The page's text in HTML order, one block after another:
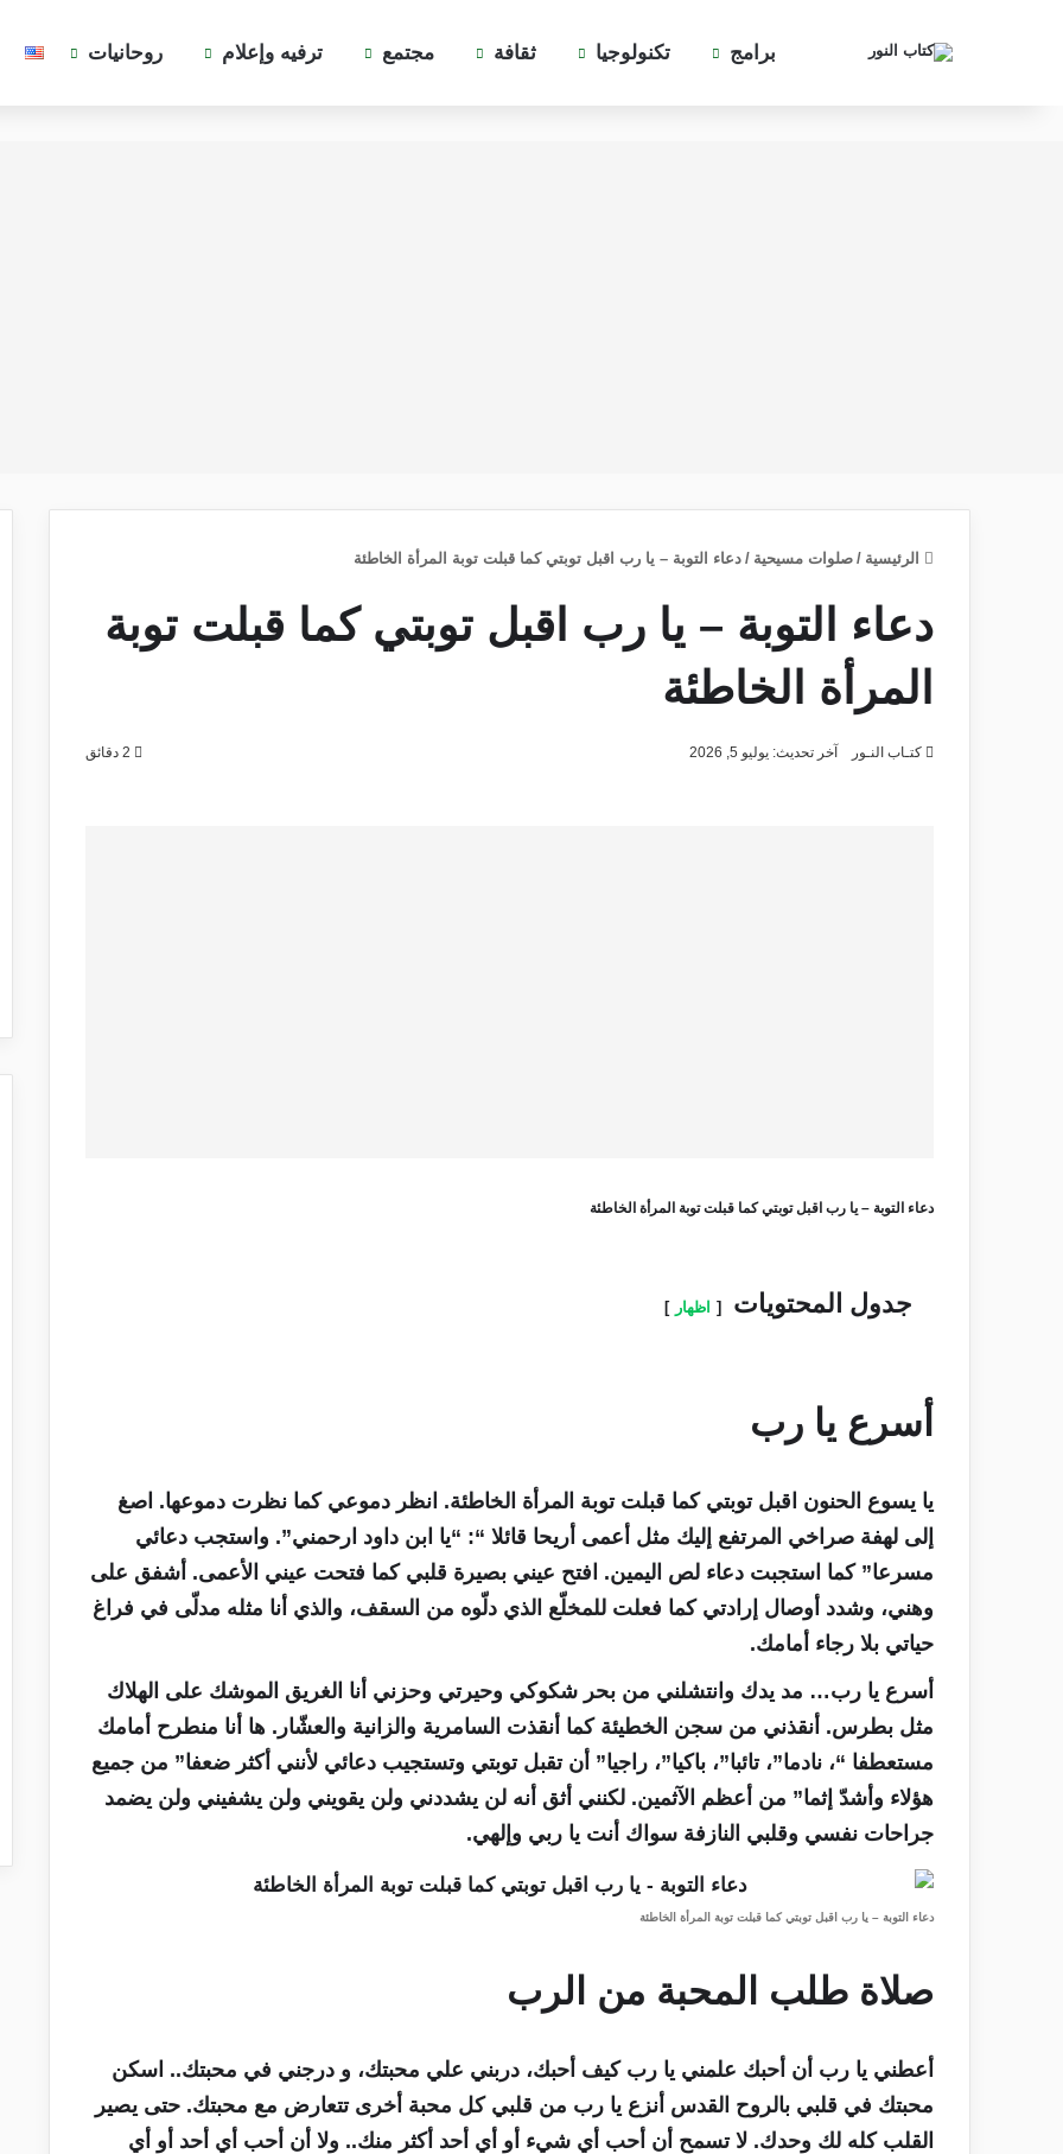
برامج تكنولوجيا ثقافة مجتمع ترفيه وإعلام روحانيات
الرئيسية / صلوات مسيحية / دعاء التوبة – يا رب اقبل توبتي كما قبلت توبة المرأة الخاطئة
دعاء التوبة – يا رب اقبل توبتي كما قبلت توبة
المرأة الخاطئة
كتـاب النـور آخر تحديث: يوليو 5, 2026
دعاء التوبة – يا رب اقبل توبتي كما قبلت توبة المرأة الخاطئة
جدول المحتويات اظهار
أسرع يا رب
يا يسوع الحنون اقبل توبتي كما قبلت توبة المرأة الخاطئة. انظر دموعي كما نظرت دموعها. اصغ
إلى لهفة صراخي المرتفع إليك مثل أعمى أريحا قائلا “: “يا ابن داود ارحمني”. واستجب دعائي
مسرعا” كما استجبت دعاء لص اليمين. افتح عيني بصيرة قلبي كما فتحت عيني الأعمى. أشفق على
وهني، وشدد أوصال إرادتي كما فعلت للمخلّع الذي دلّوه من السقف، والذي أنا مثله مدلّى في فراغ
حياتي بلا رجاء أمامك.
أسرع يا رب… مد يدك وانتشلني من بحر شكوكي وحيرتي وحزني أنا الغريق الموشك على الهلاك
مثل بطرس. أنقذني من سجن الخطيئة كما أنقذت السامرية والزانية والعشّار. ها أنا منطرح أمامك
مستعطفا “، نادما”، تائبا”، باكيا”، راجيا” أن تقبل توبتي وتستجيب دعائي لأنني أكثر ضعفا” من جميع
هؤلاء وأشدّ إثما” من أعظم الآثمين. لكنني أثق أنه لن يشددني ولن يقويني ولن يشفيني ولن يضمد
جراحات نفسي وقلبي النازفة سواك أنت يا ربي وإلهي.
دعاء التوبة – يا رب اقبل توبتي كما قبلت توبة المرأة الخاطئة
صلاة طلب المحبة من الرب
أعطني يا رب أن أحبك علمني يا رب كيف أحبك، دربني علي محبتك، و درجني في محبتك.. اسكن
محبتك في قلبي بالروح القدس أنزع يا رب من قلبي كل محبة أخرى تتعارض مع محبتك. حتى يصير
القلب كله لك وحدك. لا تسمح أن أحب أي شيء أو أي أحد أكثر منك.. ولا أن أحب أي أحد أو أي